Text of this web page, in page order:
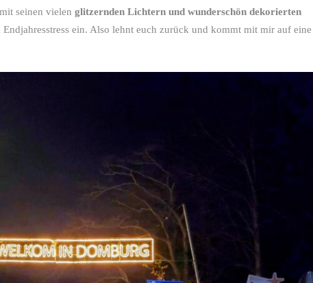
seinen vielen glitzernden Lichtern und wunderschön dekorierten
ein. Also lehnt euch zurück und kommt mit mir auf eine